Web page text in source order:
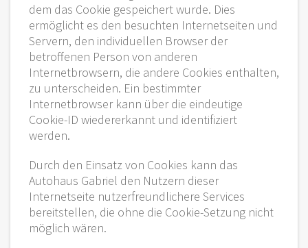
dem das Cookie gespeichert wurde. Dies
ermöglicht es den besuchten Internetseiten und
Servern, den individuellen Browser der
betroffenen Person von anderen
Internetbrowsern, die andere Cookies enthalten,
zu unterscheiden. Ein bestimmter
Internetbrowser kann über die eindeutige
Cookie-ID wiedererkannt und identifiziert
werden.
Durch den Einsatz von Cookies kann das
Autohaus Gabriel den Nutzern dieser
Internetseite nutzerfreundlichere Services
bereitstellen, die ohne die Cookie-Setzung nicht
möglich wären.